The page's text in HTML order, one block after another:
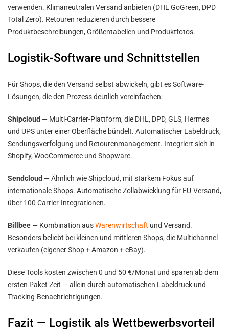
verwenden. Klimaneutralen Versand anbieten (DHL GoGreen, DPD
Total Zero). Retouren reduzieren durch bessere
Produktbeschreibungen, Größentabellen und Produktfotos.
Logistik-Software und Schnittstellen
Für Shops, die den Versand selbst abwickeln, gibt es Software-
Lösungen, die den Prozess deutlich vereinfachen:
Shipcloud — Multi-Carrier-Plattform, die DHL, DPD, GLS, Hermes
und UPS unter einer Oberfläche bündelt. Automatischer Labeldruck,
Sendungsverfolgung und Retourenmanagement. Integriert sich in
Shopify, WooCommerce und Shopware.
Sendcloud — Ähnlich wie Shipcloud, mit starkem Fokus auf
internationale Shops. Automatische Zollabwicklung für EU-Versand,
über 100 Carrier-Integrationen.
Billbee — Kombination ausWarenwirtschaft und Versand.
Besonders beliebt bei kleinen und mittleren Shops, die Multichannel
verkaufen (eigener Shop + Amazon + eBay).
Diese Tools kosten zwischen 0 und 50 €/Monat und sparen ab dem
ersten Paket Zeit — allein durch automatischen Labeldruck und
Tracking-Benachrichtigungen.
Fazit — Logistik als Wettbewerbsvorteil